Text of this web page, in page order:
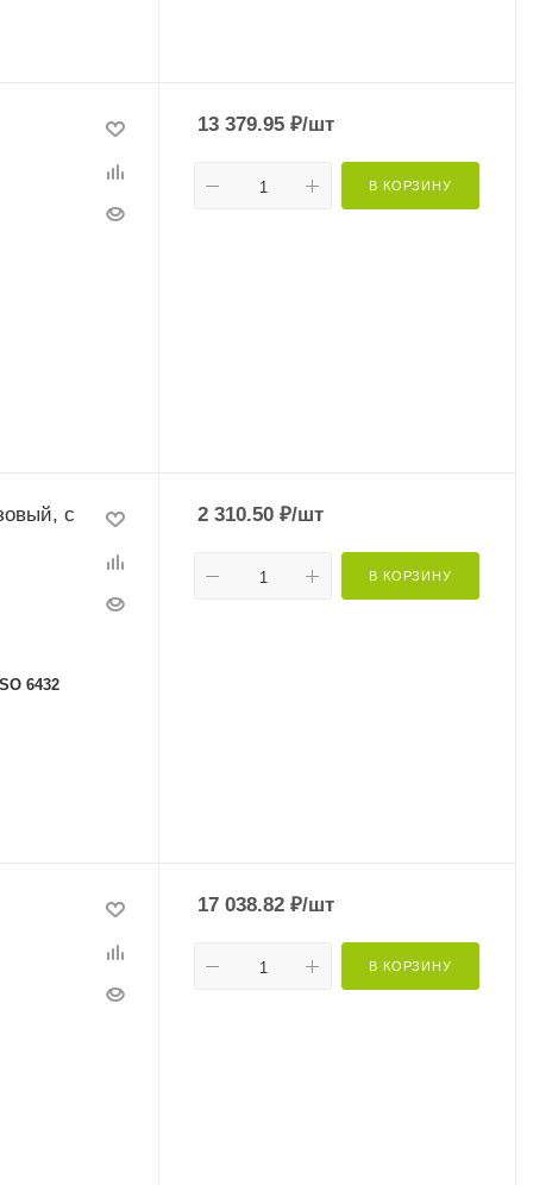
13 379.95 ₽/шт
В КОРЗИНУ
с
6432
2 310.50 ₽/шт
В КОРЗИНУ
17 038.82 ₽/шт
В КОРЗИНУ